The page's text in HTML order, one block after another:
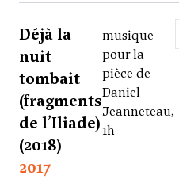
Déjà la
nuit
tombait
(fragments
de l’Iliade)
(2018)
musique
pour la
pièce de
Daniel
Jeanneteau,
1h
2017